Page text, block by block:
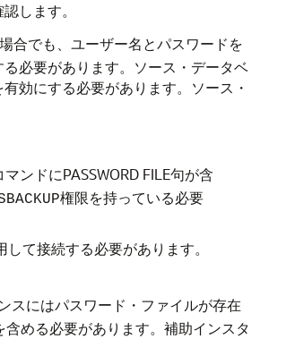
します。
合でも、ユーザー名とパスワードを
必要があります。ソース・データベ
効にする必要があります。ソース・
マンドにPASSWORD FILE句が含
権限を持っている必要
て接続する必要があります。
スにはパスワード・ファイルが存在
める必要があります。補助インスタ